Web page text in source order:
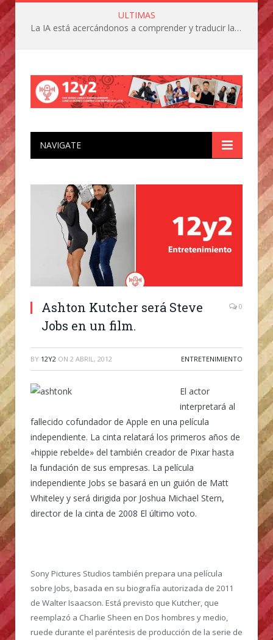
ULTIMAS
La IA está acercándonos a comprender y traducir las vocalizaciones y comportamientos de nuestras mascotas
NAVIGATE
Ashton Kutcher será Steve
Jobs en un film.
0
BY 12Y2 ON 2 ABRIL, 2012 ENTRETENIMIENTO
El actor
interpretará al
fallecido cofundador de Apple en una película
independiente. La cinta relatará los primeros años de
«hippie rebelde» del también creador de Pixar hasta
la fundación de sus empresas. La película
independiente Jobs se basará en un guión de Matt
Whiteley y será dirigida por Joshua Michael Stern,
director de la cinta de 2008 El último voto.
Sony Pictures Studios también prepara una película
sobre Jobs, basada en su biografía autorizada de 2011
de Walter Isaacson. Está previsto que Kutcher, que
reemplazó a Charlie Sheen en Dos hombres y medio,
ruede durante el paréntesis de producción de la serie de